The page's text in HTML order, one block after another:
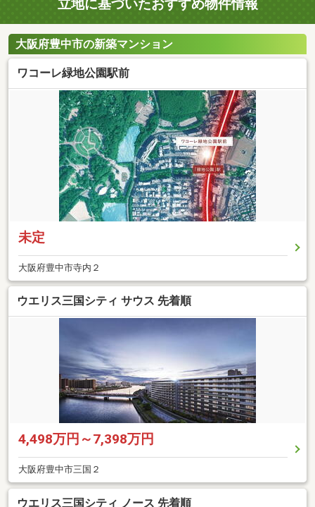
立地に基づいたおすすめ物件情報
大阪府豊中市の新築マンション
ワコーレ緑地公園駅前
未定
大阪府豊中市寺内２
ウエリス三国シティ サウス 先着順
4,498万円～7,398万円
大阪府豊中市三国２
ウエリス三国シティ ノース 先着順